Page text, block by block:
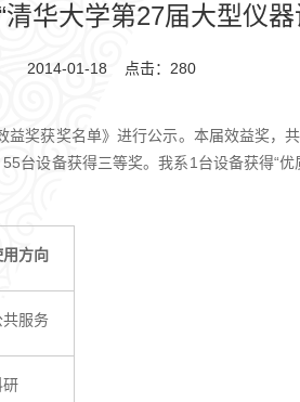
华大学第27届大型仪
2014-01-18 点击： 280
奖获奖名单》进行公示。本届效益奖，
台设备获得三等奖。我系1台设备获得“
用方向
共服务
研